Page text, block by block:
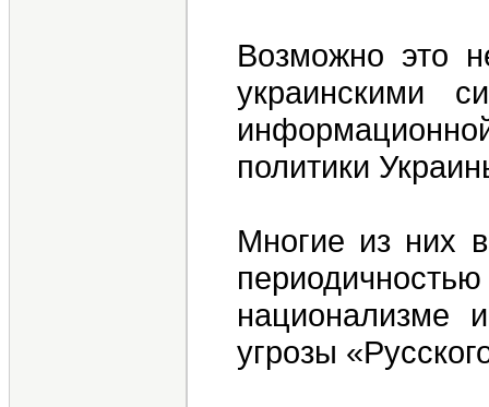
Возможно это
украинскими
политики
Многие из них
национализме
угрозы